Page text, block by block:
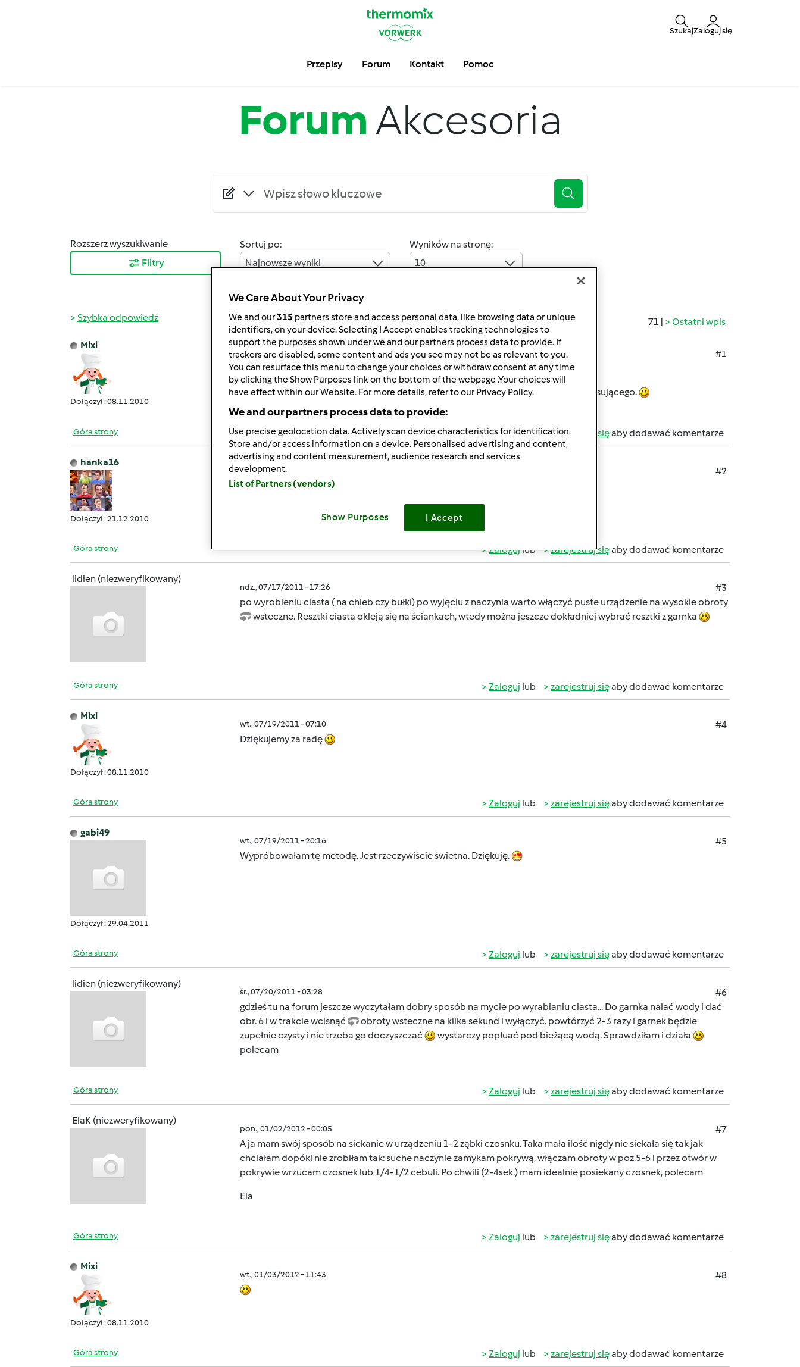
SzukajZaloguj się
Przepisy Forum Kontakt Pomoc
ForumAkcesoria
Rozszerz wyszukiwanie
Filtry
Sortuj po:
Najnowsze wyniki
Wyników na stronę:
10
71 | Ostatni wpis
Szybka odpowiedź
Mixi
Dołączył : 08.11.2010
wt., 04/19/2011 - 13:12
#1
Czy korzystacie z Thermomixa wykorzystując również jego akcesoria?
Praktyczny drobiazg haczyk z tyłu kopystki ułatwia wyjęcie koszyczka z naczynia miksującego.
Góra strony Zalogujlub zarejestruj sięaby dodawać komentarze
hanka16
Dołączył : 21.12.2010
czw., 05/19/2011 - 08:17
#2
Na szczęście w porę odkryłam haczyk
Góra strony Zalogujlub zarejestruj sięaby dodawać komentarze
lidien (niezweryfikowany)
ndz., 07/17/2011 - 17:26
#3
po wyrobieniu ciasta ( na chleb czy bułki) po wyjęciu z naczynia warto włączyć puste urządzenie na wysokie obroty
wsteczne. Resztki ciasta okleją się na ściankach, wtedy można jeszcze dokładniej wybrać resztki z garnka
Góra strony Zaloguj lub zarejestruj sięaby dodawać komentarze
Mixi
Dołączył : 08.11.2010
wt., 07/19/2011 - 07:10
#4
Dziękujemy za radę
Góra strony Zaloguj lub zarejestruj sięaby dodawać komentarze
gabi49
Dołączył : 29.04.2011
wt., 07/19/2011 - 20:16
#5
Wypróbowałam tę metodę. Jest rzeczywiście świetna. Dziękuję.
Góra strony Zaloguj lub zarejestruj sięaby dodawać komentarze
lidien (niezweryfikowany)
śr., 07/20/2011 - 03:28
#6
gdzieś tu na forum jeszcze wyczytałam dobry sposób na mycie po wyrabianiu ciasta... Do garnka nalać wody i dać
obr. 6 i w trakcie wcisnąć
obroty wsteczne na kilka sekund i wyłączyć. powtórzyć 2-3 razy i garnek będzie
zupełnie czysty i nie trzeba go doczyszczać
wystarczy popłuać pod bieżącą wodą. Sprawdziłam i działa
polecam
Góra strony Zaloguj lub zarejestruj sięaby dodawać komentarze
ElaK (niezweryfikowany)
pon., 01/02/2012 - 00:05
#7
A ja mam swój sposób na siekanie w urządzeniu 1-2 ząbki czosnku. Taka mała ilość nigdy nie siekała się tak jak
chciałam dopóki nie zrobiłam tak: suche naczynie zamykam pokrywą, włączam obroty w poz.5-6 i przez otwór w
pokrywie wrzucam czosnek lub 1/4-1/2 cebuli. Po chwili (2-4sek.) mam idealnie posiekany czosnek, polecam
Ela
Góra strony Zaloguj lub zarejestruj sięaby dodawać komentarze
Mixi
Dołączył : 08.11.2010
wt., 01/03/2012 - 11:43 #8
Góra strony Zaloguj lub zarejestruj sięaby dodawać komentarze
We Care About Your Privacy
We and our315 partners store and access personal data, like browsing data or unique
identifiers, on your device. Selecting I Accept enables tracking technologies to
support the purposes shown under we and our partners process data to provide. If
trackers are disabled, some content and ads you see may not be as relevant to you.
You can resurface this menu to change your choices or withdraw consent at any time
by clicking the Show Purposes link on the bottom of the webpage .Your choices will
have effect within our Website. For more details, refer to our Privacy Policy.
We and our partners process data to provide:
Use precise geolocation data. Actively scan device characteristics for identification.
Store and/or access information on a device. Personalised advertising and content,
advertising and content measurement, audience research and services
development.
List of Partners (vendors)
Show Purposes I Accept